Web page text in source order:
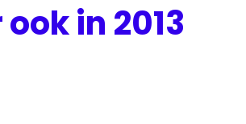
in 2013